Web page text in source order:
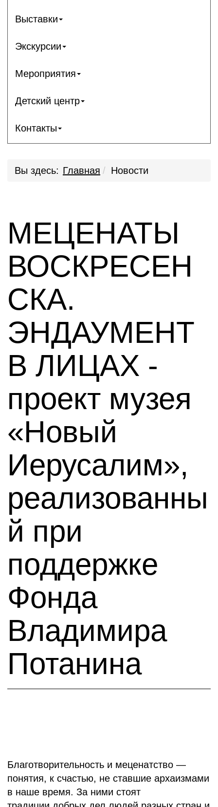
Выставки
Экскурсии
Мероприятия
Детский центр
Контакты
Вы здесь: Главная Новости
МЕЦЕНАТЫ
ВОСКРЕСЕН
СКА.
ЭНДАУМЕНТ
В ЛИЦАХ -
проект музея
«Новый
Иерусалим»,
реализованны
й при
поддержке
Фонда
Владимира
Потанина
Благотворительность и меценатство —
понятия, к счастью, не ставшие архаизмами
в наше время. За ними стоят